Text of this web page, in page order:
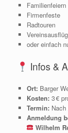
Familienfeiern
Firmenfeste
Radtouren
oder einfach
Infos &
Ort: Barger
Kosten: 3 €
Termin:
Anmeldung
Wilhelm